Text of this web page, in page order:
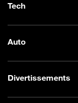
Tech
Auto
Divertissements